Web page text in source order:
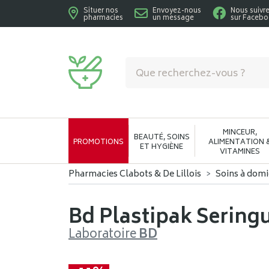
Situer nos
pharmacies
Envoyez-nous
un message
Nous suivre
sur
PROMOTIONS BEAUTÉ, SOINS
ET HYGIÈNE
MINCEUR,
ALIMENTATION
VITAMINES
Pharmacies Clabots & De Lillois Soins à
Bd Plastipak
LaboratoireBD